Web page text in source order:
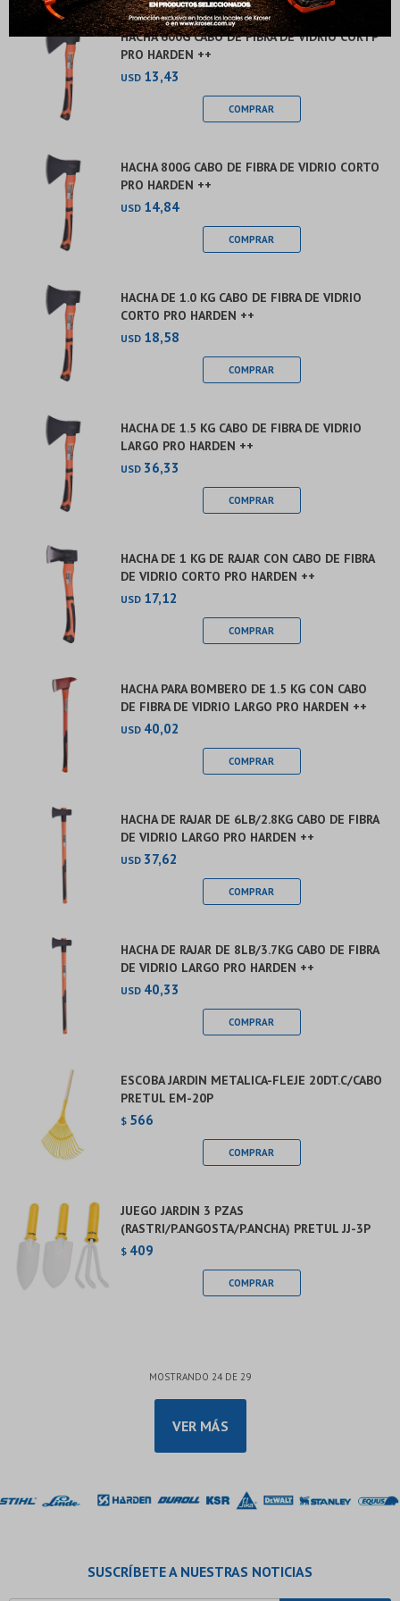
HACHA 600G CABO DE FIBRA DE VIDRIO CORTP
PRO HARDEN ++
USD 13,43
HACHA 800G CABO DE FIBRA DE VIDRIO CORTO
PRO HARDEN ++
USD 14,84
HACHA DE 1.0 KG CABO DE FIBRA DE VIDRIO
CORTO PRO HARDEN ++
USD 18,58
HACHA DE 1.5 KG CABO DE FIBRA DE VIDRIO
LARGO PRO HARDEN ++
USD 36,33
HACHA DE 1 KG DE RAJAR CON CABO DE FIBRA
DE VIDRIO CORTO PRO HARDEN ++
USD 17,12
HACHA PARA BOMBERO DE 1.5 KG CON CABO
DE FIBRA DE VIDRIO LARGO PRO HARDEN ++
USD 40,02
HACHA DE RAJAR DE 6LB/2.8KG CABO DE FIBRA
DE VIDRIO LARGO PRO HARDEN ++
USD 37,62
HACHA DE RAJAR DE 8LB/3.7KG CABO DE FIBRA
DE VIDRIO LARGO PRO HARDEN ++
USD 40,33
ESCOBA JARDIN METALICA-FLEJE 20DT.C/CABO
PRETUL EM-20P
$ 566
JUEGO JARDIN 3 PZAS
(RASTRI/P.ANGOSTA/P.ANCHA) PRETUL JJ-3P
$ 409
MOSTRANDO 24DE 29
VER MÁS
SUSCRÍBETE A NUESTRAS NOTICIAS
Fecha de nacimiento
Mes
Continuar
Elegís Pago Después como metodo de pago
* sujeto a aprobación crediticia. El monto disponible